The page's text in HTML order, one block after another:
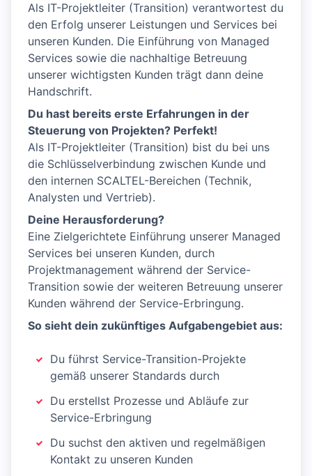
Als IT-Projektleiter (Transition) verantwortest du
den Erfolg unserer Leistungen und Services bei
unseren Kunden. Die Einführung von Managed
Services sowie die nachhaltige Betreuung
unserer wichtigsten Kunden trägt dann deine
Handschrift.
Du hast bereits erste Erfahrungen in der
Steuerung von Projekten? Perfekt!
Als IT-Projektleiter (Transition) bist du bei uns
die Schlüsselverbindung zwischen Kunde und
den internen SCALTEL-Bereichen (Technik,
Analysten und Vertrieb).
Deine Herausforderung?
Eine Zielgerichtete Einführung unserer Managed
Services bei unseren Kunden, durch
Projektmanagement während der Service-
Transition sowie der weiteren Betreuung unserer
Kunden während der Service-Erbringung.
So sieht dein zukünftiges Aufgabengebiet aus:
Du führst Service-Transition-Projekte
gemäß unserer Standards durch
Du erstellst Prozesse und Abläufe zur
Service-Erbringung
Du suchst den aktiven und regelmäßigen
Kontakt zu unseren Kunden